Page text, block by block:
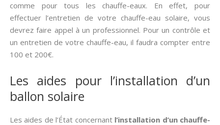
comme pour tous les chauffe-eaux. En effet, pour
effectuer l’entretien de votre chauffe-eau solaire, vous
devrez faire appel à un professionnel. Pour un contrôle et
un entretien de votre chauffe-eau, il faudra compter entre
100 et 200€.
Les aides pour l’installation d’un
ballon solaire
Les aides de l’État concernant l’installation d’un chauffe-